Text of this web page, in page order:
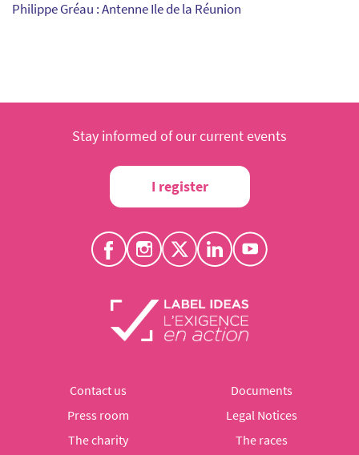
Philippe Gréau : Antenne Ile de la Réunion
Stay informed of our current events
I register
Contact us
Documents
Press room
Legal Notices
The charity
The races